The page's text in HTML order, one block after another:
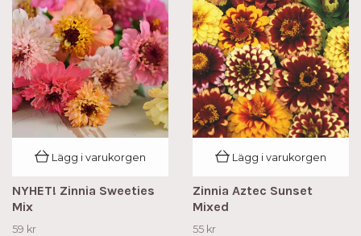
Lägg i varukorgen
NYHET! Zinnia Sweeties
Mix
59 kr
Lägg i varukorgen
Zinnia Aztec Sunset
Mixed
55 kr